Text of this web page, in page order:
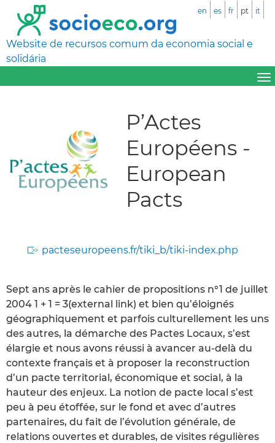
Website de recursos comum da economia social e
solidária
en es fr pt it
P’Actes
Européens -
European
Pacts
pacteseuropeens.fr/tiki_b/tiki-index.php
Sept ans après le cahier de propositions n°1 de juillet
2004 1 + 1 = 3(external link) et bien qu’éloignés
géographiquement et parfois culturellement les uns
des autres, la démarche des Pactes Locaux, s’est
élargie et nous avons réussi à avancer au-delà du
contexte français et à proposer la reconstruction
d’un pacte territorial, économique et social, à la
hauteur des enjeux. La notion de pacte local s’est
peu à peu étoffée, sur le fond et avec d’autres
partenaires, du fait de l’évolution générale, de
relations ouvertes et durables, de visites régulières